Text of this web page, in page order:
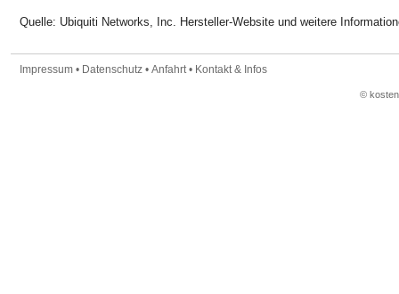
Quelle: Ubiquiti Networks, Inc. Hersteller-Website und weitere
Impressum • Datenschutz • Anfahrt • Kontakt & Infos
©